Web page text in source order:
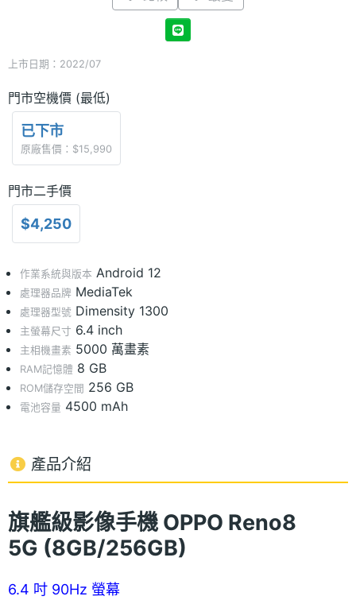
上市日期：2022/07
門市空機價 (最低)
已下市
原廠售價：$15,990
門市二手價
$4,250
作業系統與版本 Android 12
處理器品牌 MediaTek
處理器型號 Dimensity 1300
主螢幕尺寸 6.4 inch
主相機畫素 5000 萬畫素
RAM記憶體 8 GB
ROM儲存空間 256 GB
電池容量 4500 mAh
產品介紹
旗艦級影像手機 OPPO Reno8
5G (8GB/256GB)
6.4 吋 90Hz 螢幕